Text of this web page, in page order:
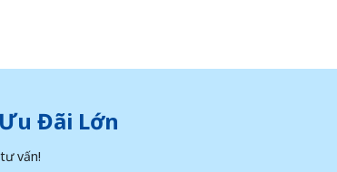
Đãi Lớn
vấn!